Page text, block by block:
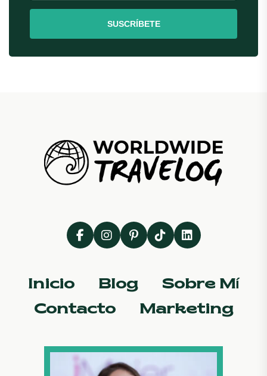
SUSCRÍBETE
Inicio Blog
Sobre Mí
Contacto
Marketing